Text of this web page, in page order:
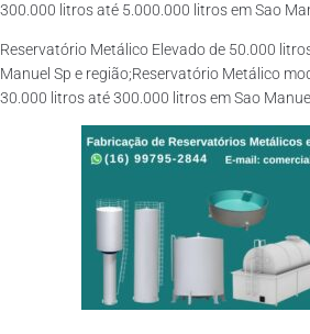
300.000 litros até 5.000.000 litros em Sao
Reservatório Metálico Elevado de 50.000
Manuel Sp e região;Reservatório Metálico
30.000 litros até 300.000 litros em Sao